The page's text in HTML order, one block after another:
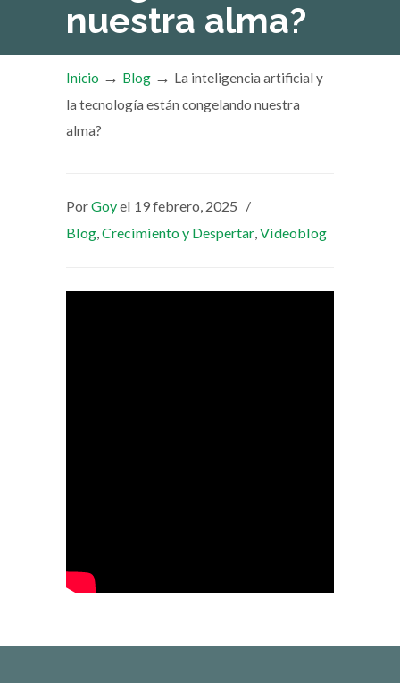
nuestra alma?
Inicio → Blog → La inteligencia artificial y
la tecnología están congelando nuestra
alma?
PorGoyel 19 febrero, 2025 /
Blog,Crecimiento y Despertar,Videoblog